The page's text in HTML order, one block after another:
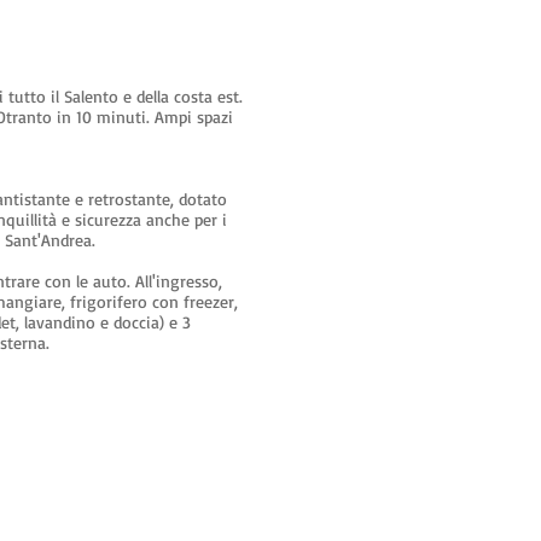
il Salento e della costa est.
in 10 minuti. Ampi spazi
e retrostante, dotato
e sicurezza anche per i
con le auto. All'ingresso,
frigorifero con freezer,
lavandino e doccia) e 3